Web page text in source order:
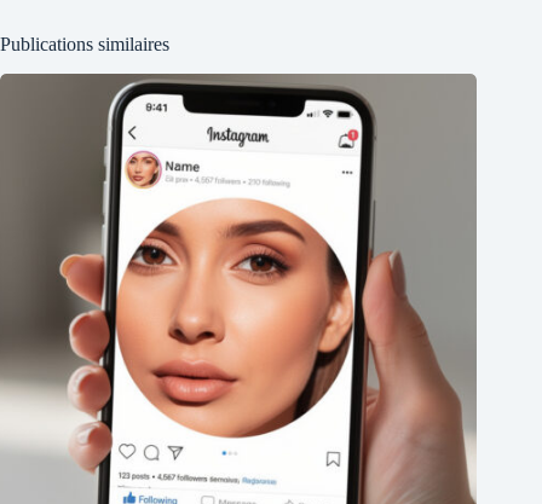
Publications similaires